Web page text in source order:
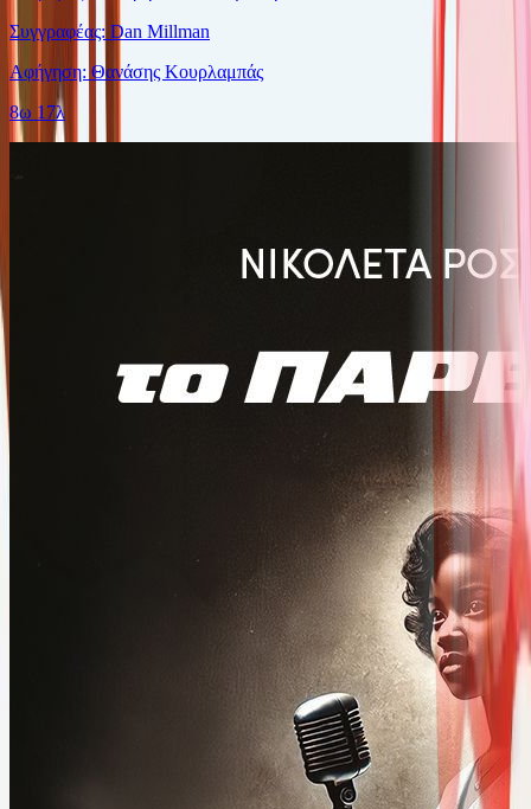
Συγγραφέας: Dan Millman
Αφήγηση: Θανάσης Κουρλαμπάς
8ω 17λ